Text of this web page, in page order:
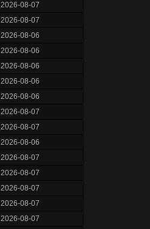
2026-08-07
2026-08-07
2026-08-06
2026-08-06
2026-08-06
2026-08-06
2026-08-06
2026-08-07
2026-08-07
2026-08-06
2026-08-07
2026-08-07
2026-08-07
2026-08-07
2026-08-07